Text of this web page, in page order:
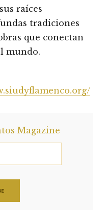
raíces
tradiciones
que conectan
mundo.
Magazine